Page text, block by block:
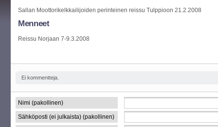
Sallan Moottorikelkkailijoiden perinteinen reissu Tulppioon 21.2.2008
Menneet
Reissu Norjaan 7-9.3.2008
Ei kommentteja.
Nimi (pakollinen)
Sähköposti (ei julkaista) (pakollinen)